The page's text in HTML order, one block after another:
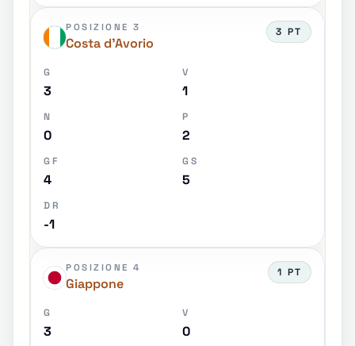
POSIZIONE 3
Costa d'Avorio
3 PT
G
3
V
1
N
0
P
2
GF
4
GS
5
DR
-1
POSIZIONE 4
Giappone
1 PT
G
3
V
0